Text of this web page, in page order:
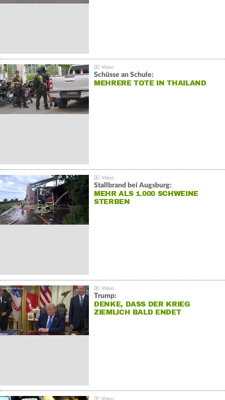
Schüsse an Schule:
MEHRERE TOTE IN THAILAND
Stallbrand bei Augsburg:
MEHR ALS 1.000 SCHWEINE
STERBEN
Trump:
DENKE, DASS DER KRIEG
ZIEMLICH BALD ENDET